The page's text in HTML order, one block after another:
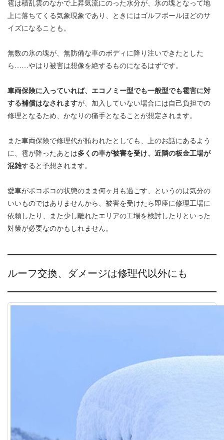
雹は積乱雲のなかで上昇気流にのった水分が、氷の塊となって地
上に落ちてくる気象現象であり、ときにはゴルフボールほどのサ
イズになることも。
無数の氷の塊が、無防備な車のボディに降り注いできたとした
ら……やはり被害は想像を絶するものになるはずです。
車両保険に入っていれば、エコノミー型でも一般型でも雹害に対
する補償はなされますが、加入していない場合には自己負担での
修理となるため、かなりの痛手となることが想定されます。
また車両保険で修理代が賄われたとしても、上のお話にあるよう
に、雹が降ったあとは多くの車が被害を受け、近隣の板金工場が
混雑すると予想されます。
愛車がボコボコの状態のまま何ヶ月も過ごす、というのは気分の
いいものではありませんから、被害を受けたら即座に修理工場に
依頼したり、また少し離れたエリアの工場を検討したりといった
対策が必要なのかもしれません。
ルーフ交換、ダメージは修理代以外にも